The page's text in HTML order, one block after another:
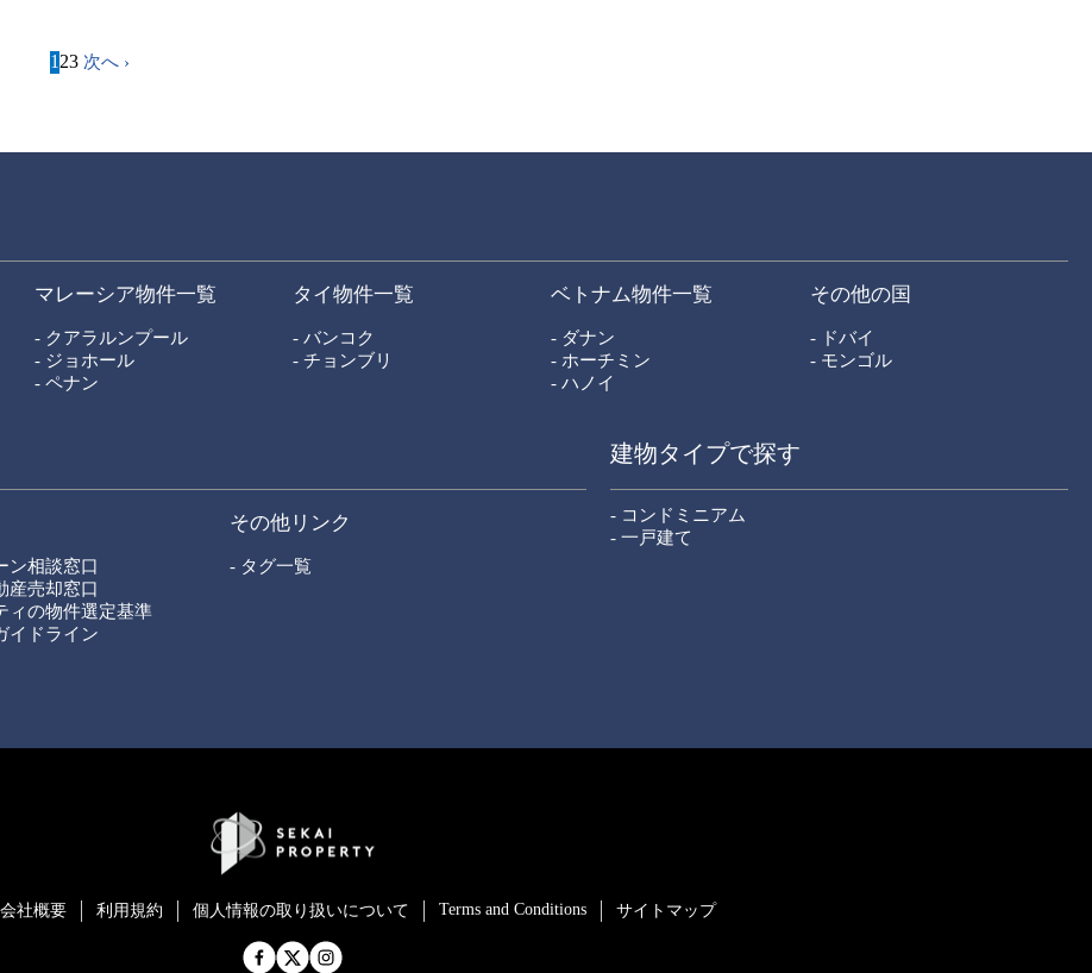
1 23 次へ ›
マレーシア物件一覧
- クアラルンプール
- ジョホール
- ペナン
タイ物件一覧
- バンコク
- チョンブリ
ベトナム物件一覧
- ダナン
- ホーチミン
- ハノイ
その他の国
- ドバイ
- モンゴル
ン相談窓口
産売却窓口
ィの物件選定基準
イドライン
その他リンク
- タグ一覧
建物タイプで探す
- コンドミニアム
- 一戸建て
会社概要 利用規約 個⼈情報の取り扱いについて Terms and Conditions サイトマップ